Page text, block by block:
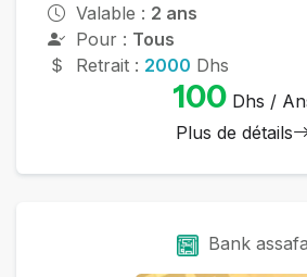
Valable : 2 ans
Pour : Tous
Retrait : 2000 Dhs
100Dhs /
Plus de détails
Bank assafa